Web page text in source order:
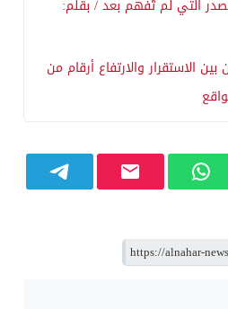
التي لم تُفهم بعد / بقلم:
الاستقرار والارتفاع أرقام من